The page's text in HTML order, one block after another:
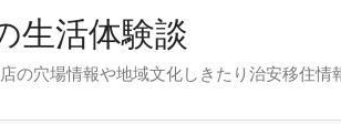
生活体験談
穴場情報や地域文化しきたり治安移住情